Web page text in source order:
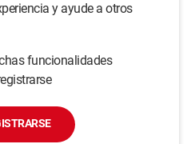
y ayude a otros
funcionalidades